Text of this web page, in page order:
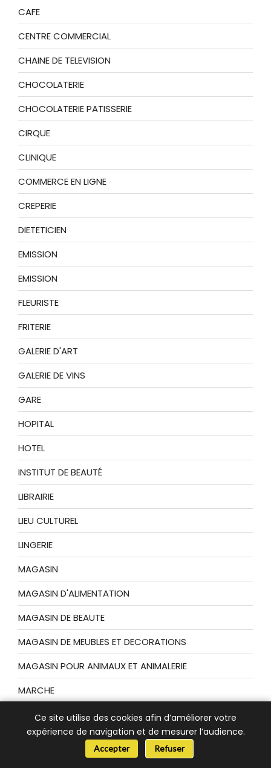
CAFE
CENTRE COMMERCIAL
CHAINE DE TELEVISION
CHOCOLATERIE
CHOCOLATERIE PATISSERIE
CIRQUE
CLINIQUE
COMMERCE EN LIGNE
CREPERIE
DIETETICIEN
EMISSION
EMISSION
FLEURISTE
FRITERIE
GALERIE D'ART
GALERIE DE VINS
GARE
HOPITAL
HOTEL
INSTITUT DE BEAUTÉ
LIBRAIRIE
LIEU CULTUREL
LINGERIE
MAGASIN
MAGASIN D'ALIMENTATION
MAGASIN DE BEAUTE
MAGASIN DE MEUBLES ET DECORATIONS
MAGASIN POUR ANIMAUX ET ANIMALERIE
MARCHE
MARCHE AUX PUCES
MUSEE
Ce site utilise des cookies afin d’améliorer votre
expérience de navigation et de mesurer l’audience.
Accepter Refuser📞 Besoin d’aide ?